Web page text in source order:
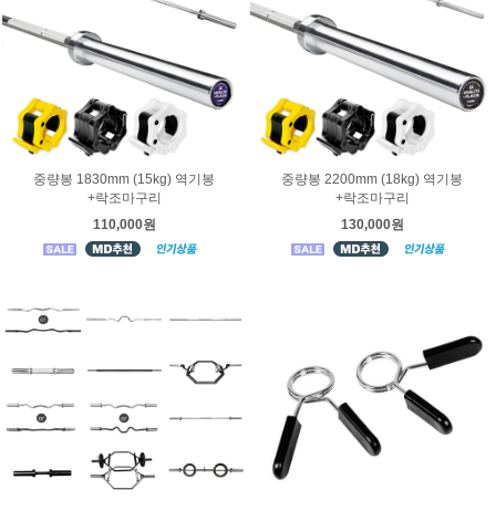
중량봉 1830mm (15kg) 역기봉
+락조마구리
110,000원
중량봉 2200mm (18kg) 역기봉
+락조마구리
130,000원